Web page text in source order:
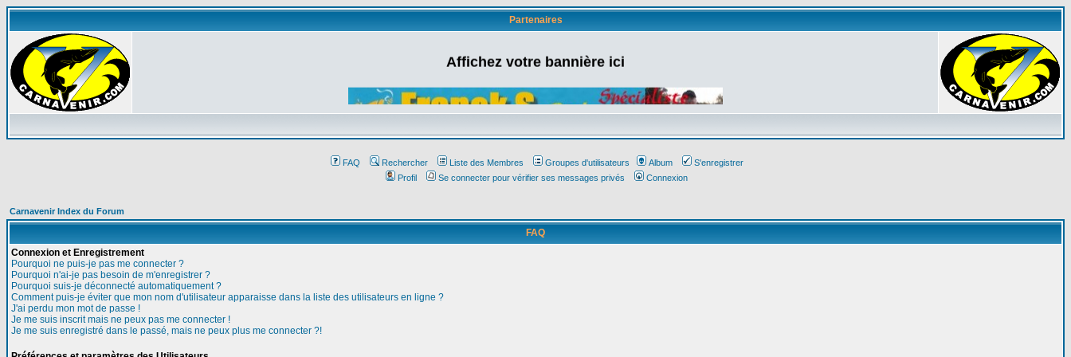
Partenaires
Affichez votre bannière ici
FAQ Rechercher Liste des Membres Groupes d'utilisateurs Album
S'enregistrer
Profil
Se connecter pour vérifier ses messages privés Connexion
Carnavenir Index du Forum
FAQ
Connexion et Enregistrement
Pourquoi ne puis-je pas me connecter ?
Pourquoi n'ai-je pas besoin de m'enregistrer ?
Pourquoi suis-je déconnecté automatiquement ?
Comment puis-je éviter que mon nom d'utilisateur apparaisse dans la liste des utilisateurs en ligne ?
J'ai perdu mon mot de passe !
Je me suis inscrit mais ne peux pas me connecter !
Je me suis enregistré dans le passé, mais ne peux plus me connecter ?!